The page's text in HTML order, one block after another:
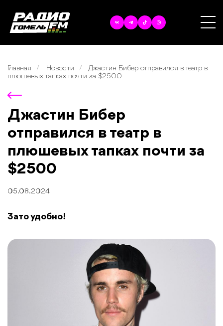
Главная Новости
Джастин Бибер отправился в театр в
плюшевых тапках почти за $2500
Джастин Бибер
отправился в театр в
плюшевых тапках почти за
$2500
05.08.2024
Зато удобно!